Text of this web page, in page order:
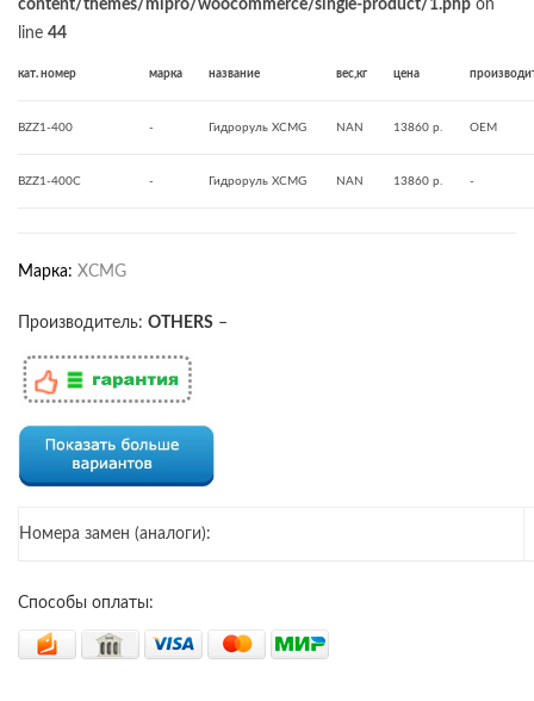
content/themes/mipro/woocommerce/single-product/1.php on
line 44
кат. номер марка название вес,кг цена
BZZ1-400 - Гидроруль XCMG NAN 13860 р. OEM
BZZ1-400C - Гидроруль XCMG NAN 13860 р. -
Марка: XCMG
Производитель: OTHERS –
Номера замен (аналоги):
Способы оплаты: